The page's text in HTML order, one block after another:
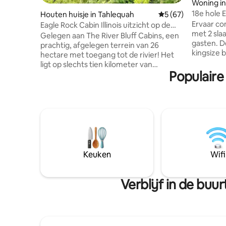
Houten huisje in Tahlequah Gemiddelde
5 (67)
Eagle Rock Cabin Illinois uitzicht op de
rivier
Gelegen aan The River Bluff Cabins, een
prachtig, afgelegen terrein van 26
hectare met toegang tot de rivier! Het
ligt op slechts tien kilometer van
slaapkamers met elk een queensize bed
vintage inrichting rond de hut zorgt voor
een unieke ervaring. Adelaars, herten en
andere wilde dieren worden regelmatig
gezien. De accommodatie heeft ook nog
glampingplaatsen en zes campers.
Woning
18e hole
Ervaar
met 2
gasten.
kingsize
beschikt
extra
grote
met
Keuken Wifi
Verblijf in de